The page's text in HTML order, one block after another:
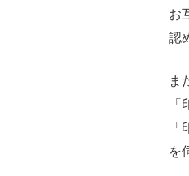
お
認
ま
を